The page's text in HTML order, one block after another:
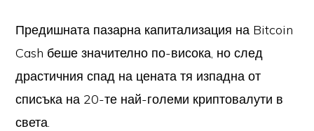
Предишната пазарна капитализация на Bitcoin
Cash беше значително по-висока, но след
драстичния спад на цената тя изпадна от
списъка на 20-те най-големи криптовалути в
света.